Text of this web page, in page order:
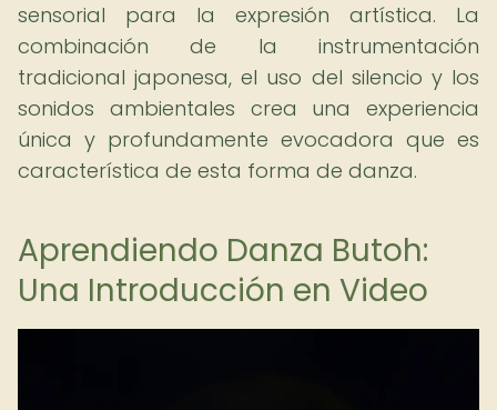
sensorial para la expresión artística. La
combinación de la instrumentación
tradicional japonesa, el uso del silencio y los
sonidos ambientales crea una experiencia
única y profundamente evocadora que es
característica de esta forma de danza.
Aprendiendo Danza Butoh:
Una Introducción en Video